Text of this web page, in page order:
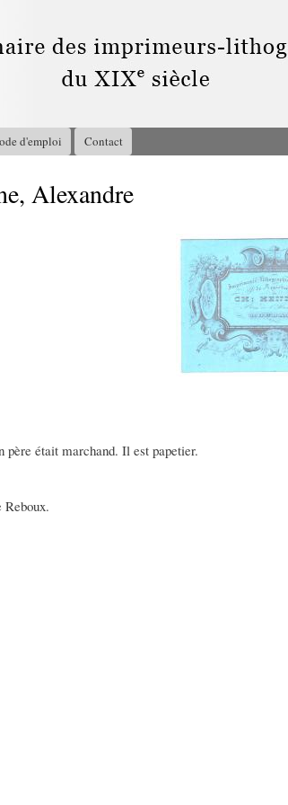
principal
d'emploi Contact
Alexandre
était marchand. Il est papetier.
Reboux.